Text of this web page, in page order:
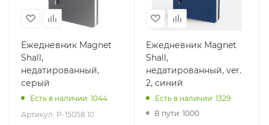
Ежедневник Magnet
Shall,
недатированный,
серый
Есть в наличии: 1044
Артикул: P-15058.10
Ежедневник Magnet
Shall,
недатированный, ver.
2, синий
Есть в наличии: 1329
В пути: 1000